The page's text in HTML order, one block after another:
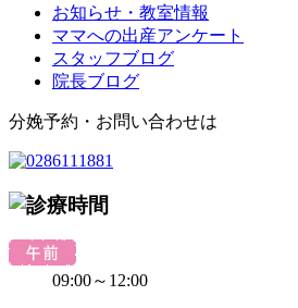
お知らせ・教室情報
ママへの出産アンケート
スタッフブログ
院長ブログ
分娩予約・お問い合わせは
09:00～12:00